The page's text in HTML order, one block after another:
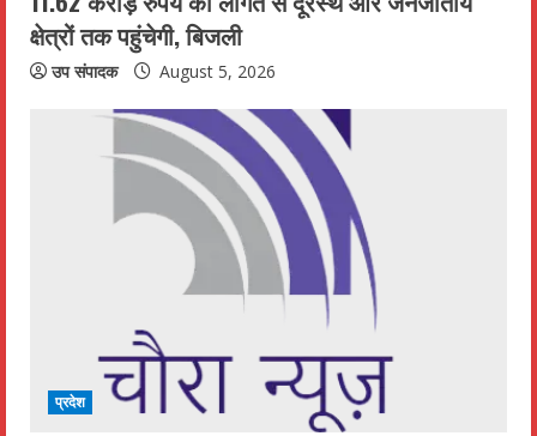
क्षेत्रों तक पहुंचेगी, बिजली
उप संपादक August 5, 2026
प्रदेश